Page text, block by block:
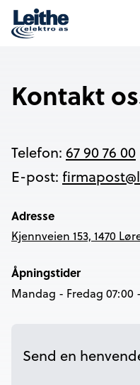
Kontakt
Telefon: 67 90 76 00
E-post:
Adresse
Kjennveien 153, 1470
Åpningstider
Mandag - Fredag 07:00
Send en